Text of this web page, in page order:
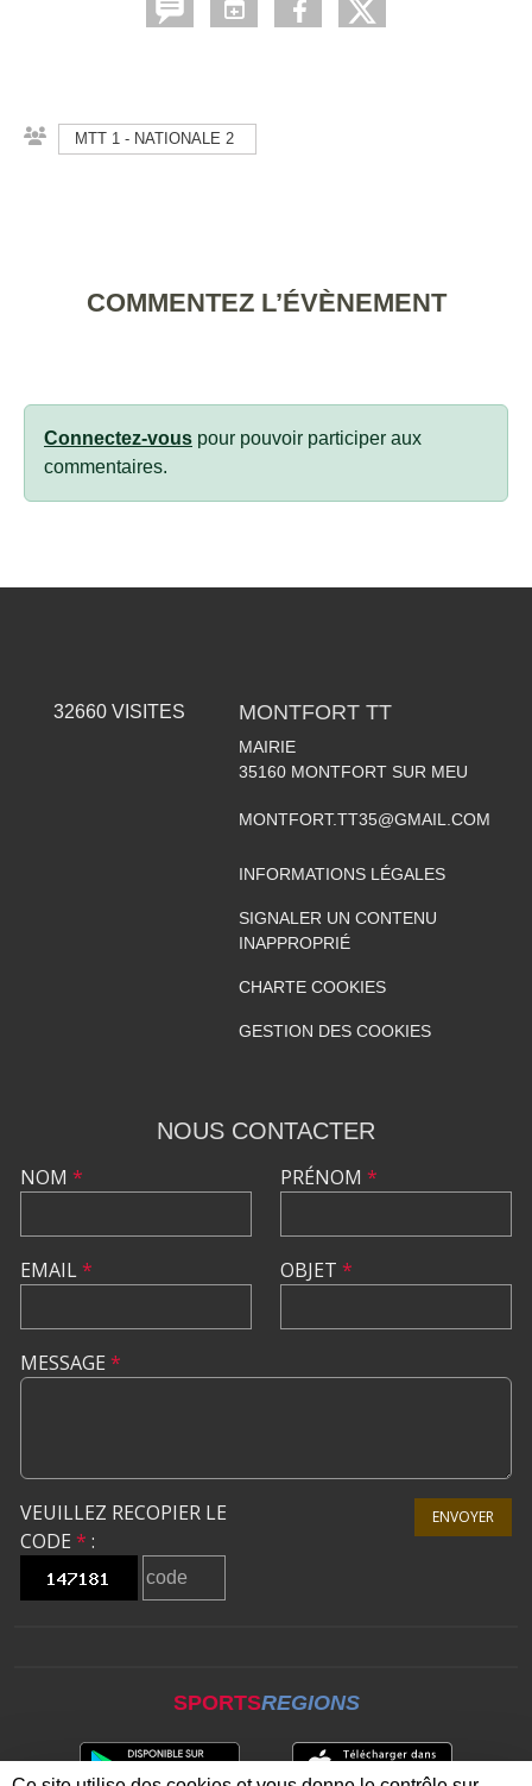
MTT 1 - NATIONALE 2
COMMENTEZ L’ÉVÈNEMENT
Connectez-vous pour pouvoir participer aux
commentaires.
32660VISITES MONTFORT TT
MAIRIE
35160 MONTFORT SUR MEU
MONTFORT.TT35@GMAIL.COM
INFORMATIONS LÉGALES
SIGNALER UN CONTENU
INAPPROPRIÉ
CHARTE COOKIES
GESTION DES COOKIES
NOUS CONTACTER
NOM *
EMAIL*
PRÉNOM *
OBJET *
MESSAGE *
VEUILLEZ RECOPIER LE
CODE * :
ENVOYER
SPORTSREGIONS